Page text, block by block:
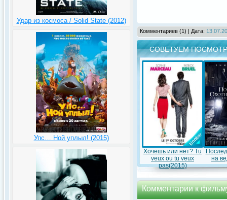
Удар из космоса / Solid State (2012)
Упс… Ной уплыл! (2015)
Комментариев (1) | Дата:
СОВЕТУЕМ
Хочешь или нет? Tu
veux ou tu veux
pas(2015)
на
Комментарии к